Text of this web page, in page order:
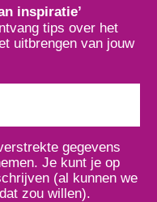
inspiratie’
tips over het
uitbrengen van jouw
gegevens
Je kunt je op
(al kunnen we
zou willen).